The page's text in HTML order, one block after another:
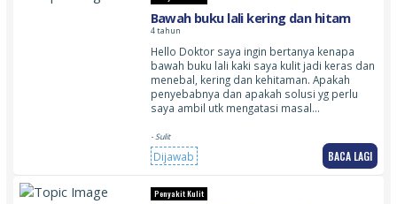
Bawah buku lali kering dan hitam
4 tahun
Hello Doktor saya ingin bertanya kenapa
bawah buku lali kaki saya kulit jadi keras dan
menebal, kering dan kehitaman. Apakah
penyebabnya dan apakah solusi yg perlu
saya ambil utk mengatasi masal…
- Sulit
Dijawab BACA LAGI
Penyakit Kulit